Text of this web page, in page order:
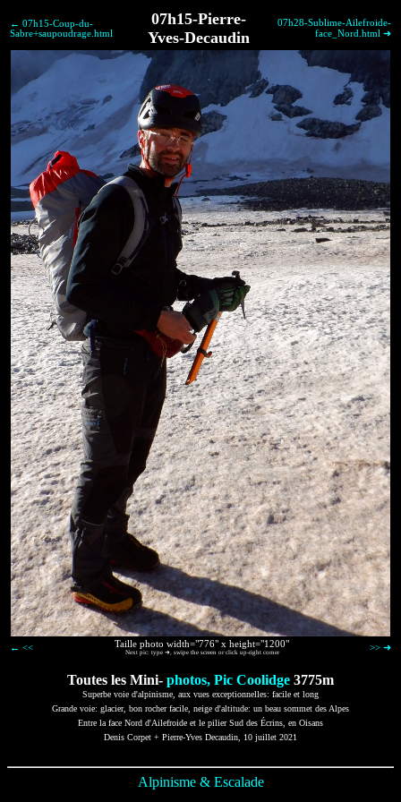
← 07h15-Coup-du-
Sabre+saupoudrage.html
07h15-Pierre-
Yves-Decaudin
07h28-Sublime-Ailefroide-
face_Nord.html ➜
← << Taille photo width="776" x height="1200"
Next pic: type ➜, swipe the screen or click up-right corner >> ➜
Toutes les Mini- photos, Pic Coolidge 3775m
Superbe voie d'alpinisme, aux vues exceptionnelles: facile et long
Grande voie: glacier, bon rocher facile, neige d'altitude: un beau sommet des Alpes
Entre la face Nord d'Ailefroide et le pilier Sud des Écrins, en Oisans
Denis Corpet + Pierre-Yves Decaudin, 10 juillet 2021
Alpinisme & Escalade